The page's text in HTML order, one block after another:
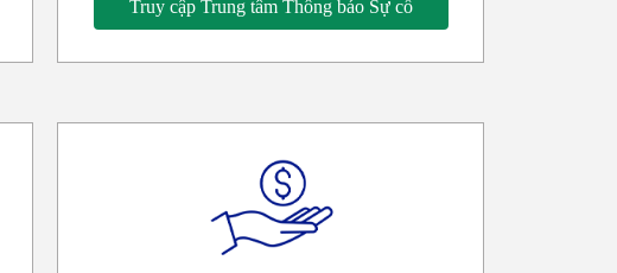
Truy cập Trung tâm Thông báo Sự cố